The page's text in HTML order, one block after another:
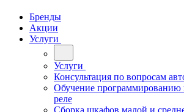
Бренды
Акции
Услуги
Услуги
Консультация по вопросам
Обучение
реле
Сборка шкафов малой и